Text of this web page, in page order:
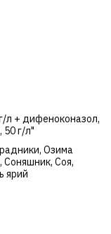
л + дифеноконазол,
50 г/л"
, Озима
, Соняшник, Соя,
ярий